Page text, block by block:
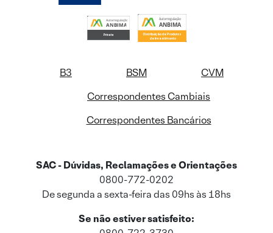
B3 BSM
CVM
Correspondentes Cambiais
Correspondentes Bancários
SAC - Dúvidas, Reclamações e Orientações
0800-772-0202
De segunda a sexta-feira das 09hs às 18hs
Se não estiver satisfeito: